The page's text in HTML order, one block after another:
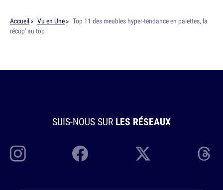
Accueil Vu en Une
Top 11 des meubles hyper-tendance en palettes, la
récup' au top
SUIS-NOUS SUR LES RÉSEAUX